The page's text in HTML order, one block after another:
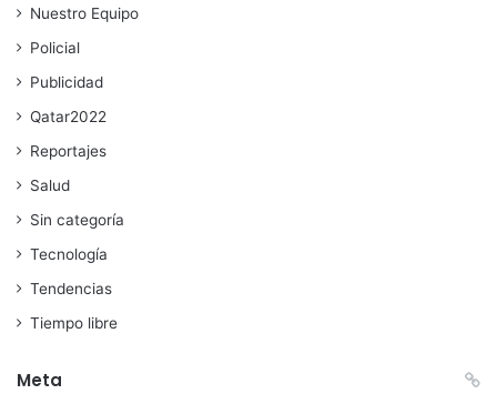
Nuestro Equipo
Policial
Publicidad
Qatar2022
Reportajes
Salud
Sin categoría
Tecnología
Tendencias
Tiempo libre
Meta